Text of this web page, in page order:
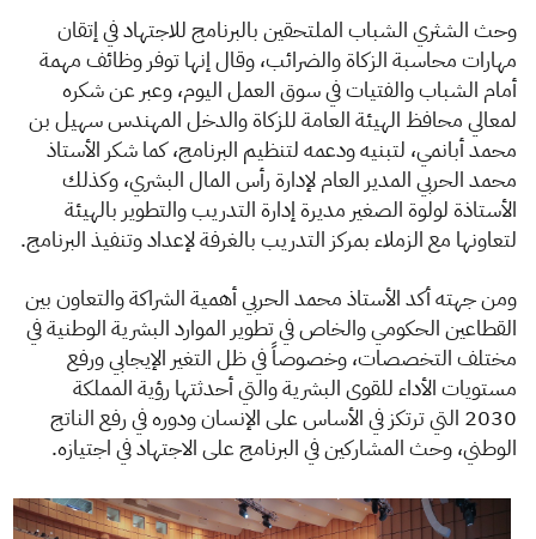
وحث الشثري الشباب الملتحقين بالبرنامج للاجتهاد في إتقان
مهارات محاسبة الزكاة والضرائب، وقال إنها توفر وظائف مهمة
أمام الشباب والفتيات في سوق العمل اليوم، وعبر عن شكره
لمعالي محافظ الهيئة العامة للزكاة والدخل المهندس سهيل بن
محمد أبانمي، لتبنيه ودعمه لتنظيم البرنامج، كما شكر الأستاذ
محمد الحربي المدير العام لإدارة رأس المال البشري، وكذلك
الأستاذة لولوة الصغير مديرة إدارة التدريب والتطوير بالهيئة
لتعاونها مع الزملاء بمركز التدريب بالغرفة لإعداد وتنفيذ البرنامج.​
ومن جهته أكد الأستاذ محمد الحربي أهمية الشراكة والتعاون بين
القطاعين الحكومي والخاص في تطوير الموارد البشرية الوطنية في
مختلف التخصصات، وخصوصاً في ظل التغير الإيجابي ورفع
مستويات الأداء للقوى البشرية والتي أحدثتها رؤية المملكة
2030 التي ترتكز في الأساس على الإنسان ودوره في رفع الناتج
الوطني، وحث المشاركين في البرنامج على الاجتهاد في اجتيازه.